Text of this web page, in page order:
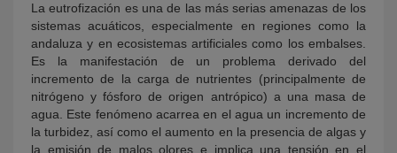
La eutrofización es una de las más serias amenazas de los
sistemas acuáticos, especialmente en regiones como la
andaluza y en ecosistemas artificiales como los embalses.
Es la manifestación de un problema derivado del
incremento de la carga de nutrientes (principalmente de
nitrógeno y fósforo de origen antrópico) a una masa de
agua. Este fenómeno acarrea en el agua un incremento de
la turbidez, así como el aumento en la presencia de algas y
la emisión de malos olores e implica una tensión en el